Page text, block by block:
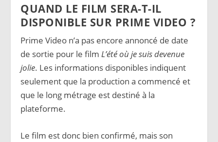
QUAND LE FILM SERA-T-IL
DISPONIBLE SUR PRIME VIDEO ?
Prime Video n’a pas encore annoncé de date
de sortie pour le filmL’été où je suis devenue
jolie. Les informations disponibles indiquent
seulement que la production a commencé et
que le long métrage est destiné à la
plateforme.
Le film est donc bien confirmé, mais son